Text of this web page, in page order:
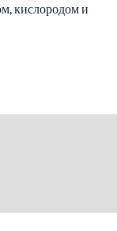
кислородом и